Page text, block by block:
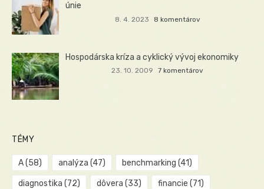
únie
8. 4. 2023 8 komentárov
Hospodárska kríza a cyklický vývoj ekonomiky
23. 10. 2009 7 komentárov
TÉMY
A(58) analýza (47) benchmarking (41)
diagnostika (72) dôvera (33) financie (71)